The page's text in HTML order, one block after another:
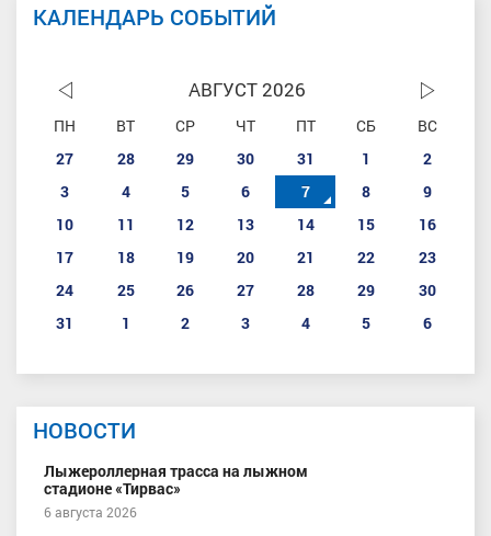
КАЛЕНДАРЬ СОБЫТИЙ
АВГУСТ 2026
ПН ВТ СР ЧТ ПТ СБ
ВС
27
28 29 30 31 1
2
3
4 5 6 7 8
9
10
11 12 13 14 15
16
17
18 19 20 21 22
23
24
25 26 27 28 29
30
31
1 2 3 4 5 6
НОВОСТИ
Лыжероллерная трасса на лыжном
стадионе «Тирвас»
6 августа 2026